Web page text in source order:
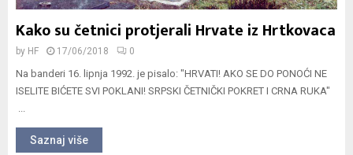
Kako su četnici protjerali Hrvate iz Hrtkovaca
by HF 17/06/2018 0
Na banderi 16. lipnja 1992. je pisalo: "HRVATI! AKO SE DO PONOĆI NE
ISELITE BIĆETE SVI POKLANI! SRPSKI ČETNIČKI POKRET I CRNA RUKA"
...
Saznaj više